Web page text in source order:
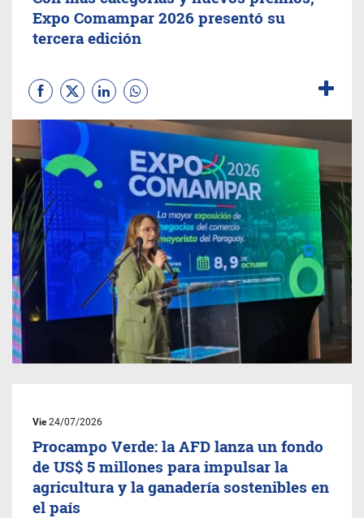
Expo Comampar 2026 presentó su
tercera edición
Vie24/07/2026
Procampo Verde: la AFD lanza un fondo
de US$ 5 millones para impulsar la
agricultura y la ganadería sostenibles en
el país